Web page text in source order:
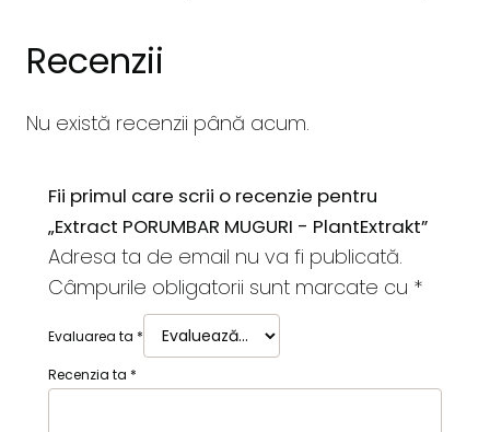
Recenzii
Nu există recenzii până acum.
Fii primul care scrii o recenzie pentru
„Extract PORUMBAR MUGURI - PlantExtrakt”
Adresa ta de email nu va fi publicată.
Câmpurile obligatorii sunt marcate cu *
Evaluarea ta *
Recenzia ta *